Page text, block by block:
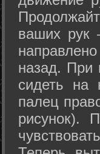
ваших рук
назад. При
сидеть на
палец
рисунок).